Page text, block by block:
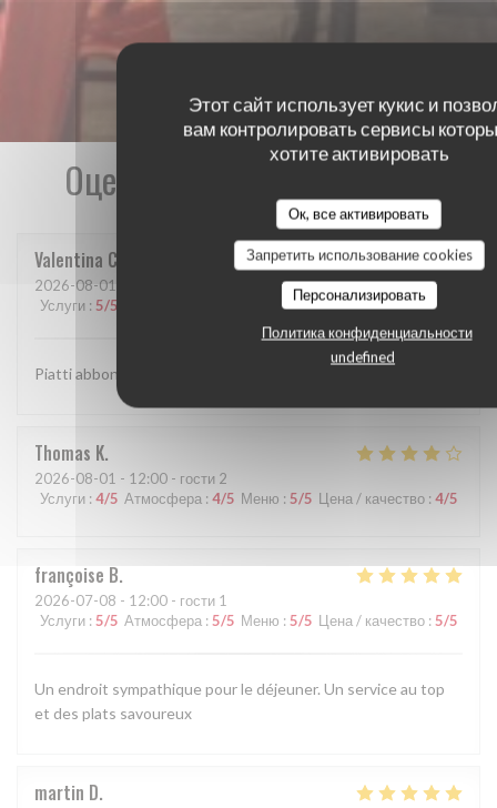
Этот сайт использует кукис и
вам контролировать сервисы
хотите активировать
Ок, все активировать
Запретить использование cookies
Персонализировать
Политика конфиденциальности
undefined
Оценки наших посетителей
Valentina C
2026-08-01
Услуги : 5/5 :5/5 Цена / качество:5
Piatti abbondanti ed originali.
Thomas K
2026-08-01 - 12:00 - гости 2
Услуги : 4/5 Атмосфера : 4/5 Меню : 5/5 Цена / качество : 4/5
françoise B
2026-07-08 - 12:00 - гости 1
Услуги : 5/5 Атмосфера : 5/5 Меню : 5/5 Цена / качество : 5/5
Un endroit sympathique pour le déjeuner. Un service au top
et des plats savoureux
martin D